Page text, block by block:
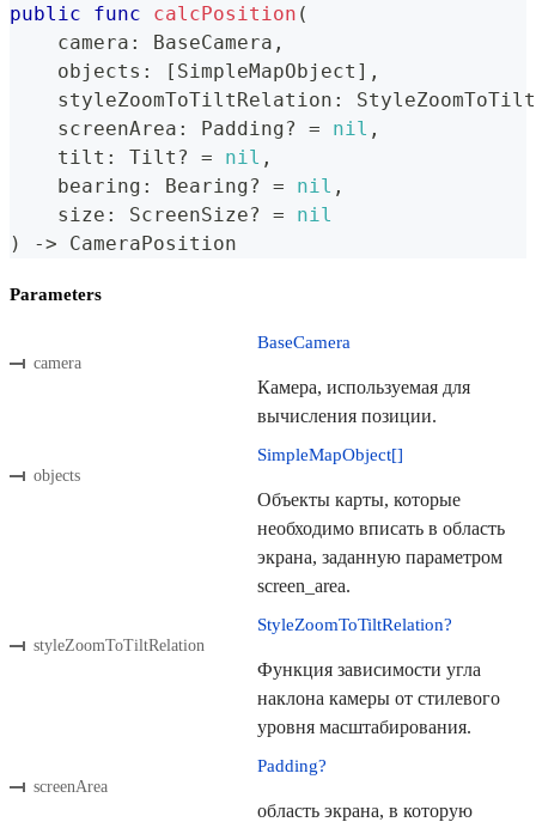
public func calcPosition (
    camera
: BaseCamera ,
    objects
: [ SimpleMapObject ] ,
    styleZoomToTiltRelation
:
    screenArea
: Padding? = nil ,
    tilt
: Tilt ? = nil ,
    bearing
: Bearing? = nil ,
    size
: ScreenSize? =
nil
)
-> CameraPosition
Parameters
camera
BaseCamera
Камера, используемая для
вычисления позиции.
objects
SimpleMapObject[]
Объекты карты, которые
необходимо вписать в область
экрана, заданную параметром
screen_area.
styleZoomToTiltRelation
StyleZoomToTiltRelation?
Функция зависимости угла
наклона камеры от стилевого
уровня масштабирования.
screenArea
Padding?
область экрана, в которую